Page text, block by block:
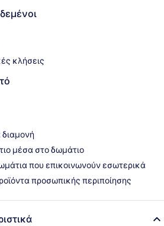
κλήσεις
μέσα στο δωμάτιο
που επικοινωνούν εσωτερικά
προσωπικής περιποίησης